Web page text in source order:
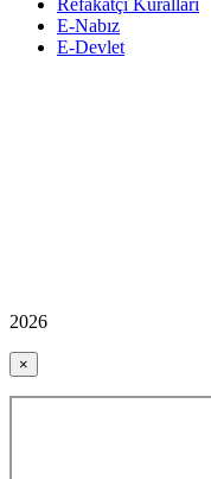
Refakatçi Kuralları
E-Nabız
E-Devlet
2026
×